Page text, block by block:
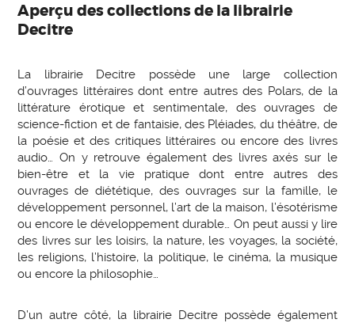
Aperçu des collections de la librairie
Decitre
La librairie Decitre possède une large collection
d’ouvrages littéraires dont entre autres des Polars, de la
littérature érotique et sentimentale, des ouvrages de
science-fiction et de fantaisie, des Pléiades, du théâtre, de
la poésie et des critiques littéraires ou encore des livres
audio… On y retrouve également des livres axés sur le
bien-être et la vie pratique dont entre autres des
ouvrages de diététique, des ouvrages sur la famille, le
développement personnel, l’art de la maison, l’ésotérisme
ou encore le développement durable… On peut aussi y lire
des livres sur les loisirs, la nature, les voyages, la société,
les religions, l’histoire, la politique, le cinéma, la musique
ou encore la philosophie…
D’un autre côté, la librairie Decitre possède également